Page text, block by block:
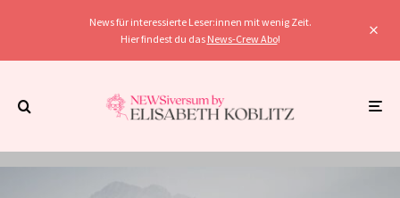
News für interessierte Leser:innen mit wenig Zeit.
Hier findest du das News-Crew Abo!